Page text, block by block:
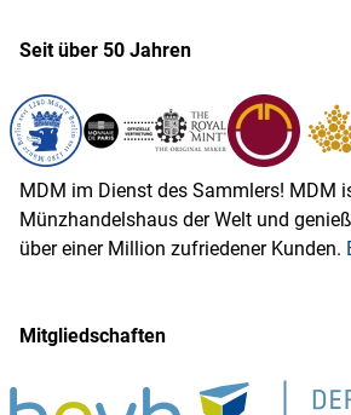
Seit über 50 Jahren
MDM im Dienst des Sammlers! MDM
Münzhandelshaus der Welt und
über einer Million zufriedener Kunden.
Mitgliedschaften